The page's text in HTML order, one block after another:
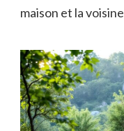
maison et la